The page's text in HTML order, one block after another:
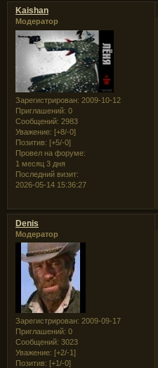
Kaishan
Модератор
Зарегистрирован: 2009-10-12
Приглашений: 0
Сообщений: 2983
Уважение: [+8/-0]
Позитив: [+5/-0]
Провел на форуме:
1 месяц 3 дня
Последний визит:
2026-05-14 15:36:27
Denis
Модератор
Зарегистрирован: 2009-09-17
Приглашений: 0
Сообщений: 3023
Уважение: [+2/-1]
Позитив: [+1/-0]